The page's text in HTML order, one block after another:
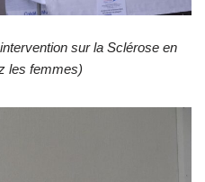
sur la Sclérose en
les femmes)